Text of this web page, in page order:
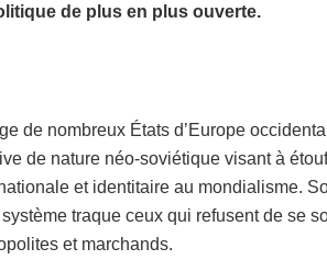
de plus en plus ouverte.
de nombreux États d’Europe
de nature néo-soviétique visant à
et identitaire au mondialisme.
traque ceux qui refusent de se
et marchands.